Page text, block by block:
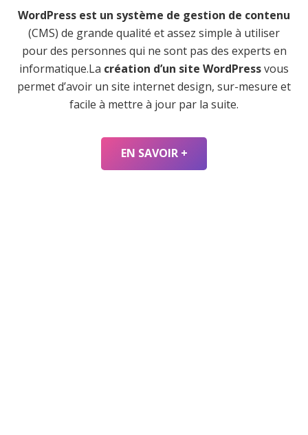
WordPress est un système de gestion de contenu
(CMS) de grande qualité et assez simple à utiliser
pour des personnes qui ne sont pas des experts en
informatique.La création d’un site WordPressvous
permet d’avoir un site internet design, sur-mesure et
facile à mettre à jour par la suite.
EN SAVOIR +